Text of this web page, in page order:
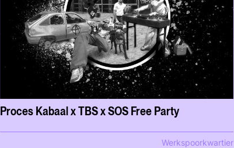
Proces Kabaal x TBS x SOS Free Party
Werkspoorkwartier